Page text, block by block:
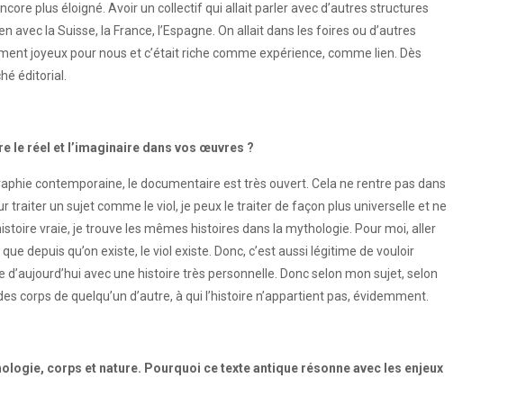
plus éloigné. Avoir un collectif qui allait parler avec d’autres structures
la Suisse, la France, l’Espagne. On allait dans les foires ou d’autres
joyeux pour nous et c’était riche comme expérience, comme lien. Dès
éditorial.
le réel et l’imaginaire dans vos œuvres ?
contemporaine, le documentaire est très ouvert. Cela ne rentre pas dans
traiter un sujet comme le viol, je peux le traiter de façon plus universelle et ne
vraie, je trouve les mêmes histoires dans la mythologie. Pour moi, aller
depuis qu’on existe, le viol existe. Donc, c’est aussi légitime de vouloir
avec une histoire très personnelle. Donc selon mon sujet, selon
corps de quelqu’un d’autre, à qui l’histoire n’appartient pas, évidemment.
corps et nature. Pourquoi ce texte antique résonne avec les enjeux